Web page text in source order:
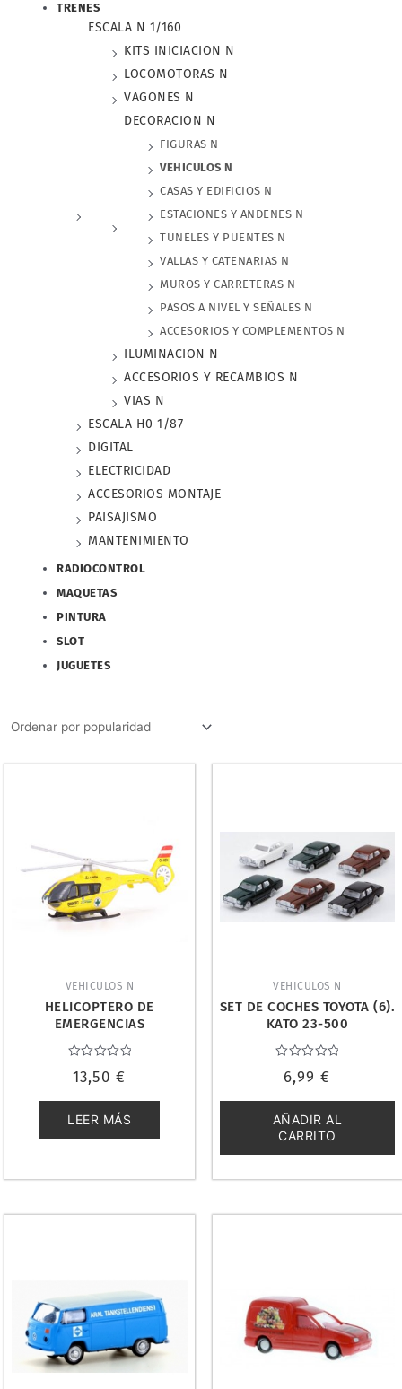
TRENES
ESCALA N 1/160
KITS INICIACION N
LOCOMOTORAS N
VAGONES N
DECORACION N
FIGURAS N
VEHICULOS N
CASAS Y EDIFICIOS N
ESTACIONES Y ANDENES N
TUNELES Y PUENTES N
VALLAS Y CATENARIAS N
MUROS Y CARRETERAS N
PASOS A NIVEL Y SEÑALES N
ACCESORIOS Y COMPLEMENTOS N
ILUMINACION N
ACCESORIOS Y RECAMBIOS N
VIAS N
ESCALA H0 1/87
DIGITAL
ELECTRICIDAD
ACCESORIOS MONTAJE
PAISAJISMO
MANTENIMIENTO
RADIOCONTROL
MAQUETAS
PINTURA
SLOT
JUGUETES
VEHICULOS N
HELICOPTERO DE
EMERGENCIAS
MEDICALIZADO.
JAGERNDORFER 3101
con
de
5
13,50€
LEER MÁS
VEHICULOS N
SET DE COCHES TOYOTA (6).
KATO 23-500
con
de
5
6,99€
AÑADIR AL
CARRITO